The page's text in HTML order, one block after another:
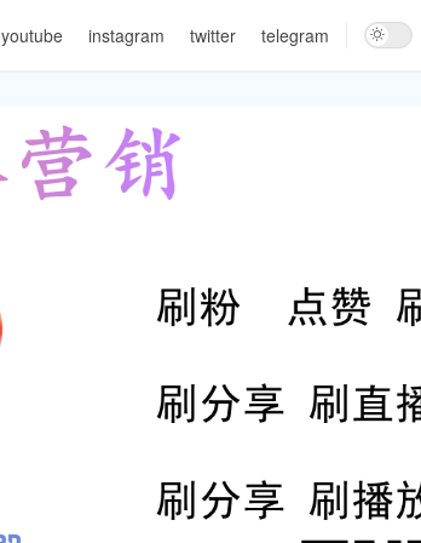
youtube instagram twitter telegram